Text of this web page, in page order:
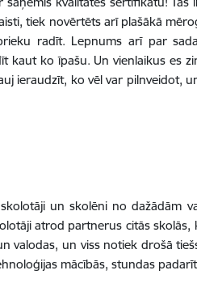
tiek novērtēts arī plašākā
radīt. Lepnums arī par
kaut ko īpašu. Un vienlaikus es
ieraudzīt, ko vēl var pilnveidot,
un skolēni no dažādām
atrod partnerus citās skolās,
valodas, un viss notiek drošā
mācībās, stundas